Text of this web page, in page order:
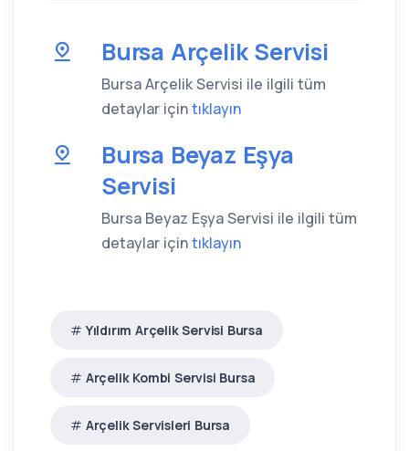
Bursa Arçelik Servisi
Bursa Arçelik Servisi ile ilgili tüm
detaylar içintıklayın
Bursa Beyaz Eşya
Servisi
Bursa Beyaz Eşya Servisi ile ilgili tüm
detaylar içintıklayın
Yıldırım Arçelik Servisi Bursa
Arçelik Kombi Servisi Bursa
Arçelik Servisleri Bursa